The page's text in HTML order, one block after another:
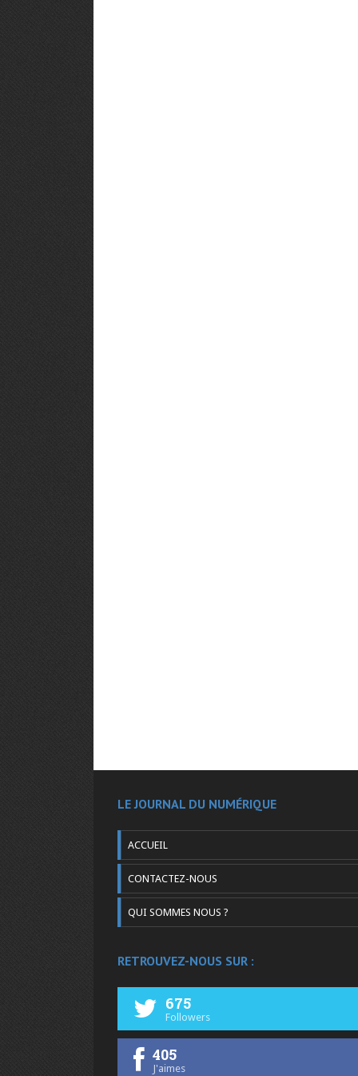
LE JOURNAL DU NUMÉRIQUE
ACCUEIL
CONTACTEZ-NOUS
QUI SOMMES NOUS ?
RETROUVEZ-NOUS SUR :
675
Followers
405
J'aimes